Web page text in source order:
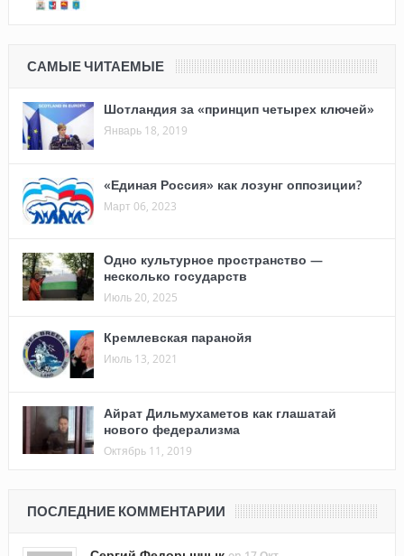
САМЫЕ ЧИТАЕМЫЕ
Шотландия за «принцип четырех ключей»
Январь 18, 2019
«Единая Россия» как лозунг оппозиции?
Март 06, 2023
Одно культурное пространство —
несколько государств
Июль 20, 2025
Кремлевская паранойя
Июль 13, 2021
Айрат Дильмухаметов как глашатай
нового федерализма
Октябрь 11, 2019
ПОСЛЕДНИЕ КОММЕНТАРИИ